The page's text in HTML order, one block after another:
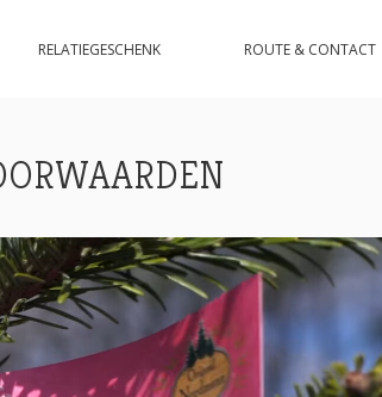
RELATIEGESCHENK ROUTE & CONTACT